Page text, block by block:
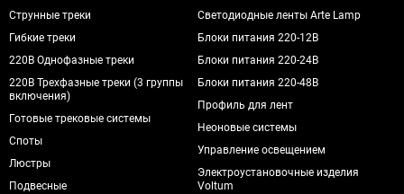
Струнные треки
Гибкие треки
220В Однофазные треки
220В Трехфазные треки (3 группы
включения)
Готовые трековые системы
Споты
Люстры
Подвесные
Светодиодные ленты Arte Lamp
Блоки питания 220-12В
Блоки питания 220-24В
Блоки питания 220-48В
Профиль для лент
Неоновые системы
Управление освещением
Электроустановочные изделия
Voltum